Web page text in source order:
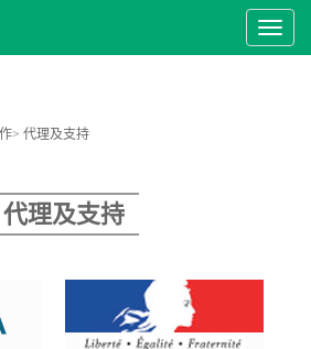
Toggle
> 代理及支持
代理及支持